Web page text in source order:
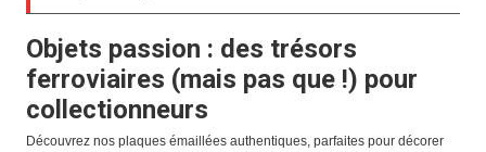
Objets passion : des trésors
ferroviaires (mais pas que !) pour
collectionneurs
Découvrez nos plaques émaillées authentiques, parfaites pour décorer